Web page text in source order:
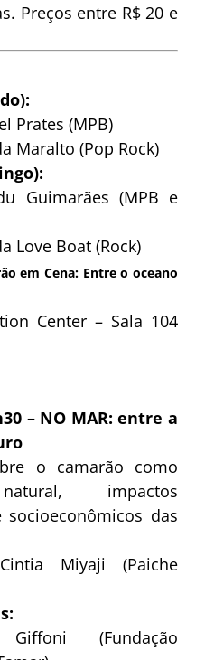
Preços entre R$ 20 e
Prates (MPB)
Maralto (Pop Rock)
Guimarães (MPB e
Love Boat (Rock)
em Cena: Entre o oceano
Center – Sala 104
– NO MAR: entre a
o camarão como
impactos
das
Miyaji (Paiche
(Fundação